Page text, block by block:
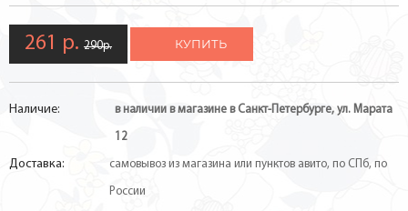
261 р. 290р. КУПИТЬ
Наличие: в наличии в магазине в Санкт-Петербурге, ул. Марата
12
Доставка: самовывоз из магазина или пунктов авито, по СПб, по
России